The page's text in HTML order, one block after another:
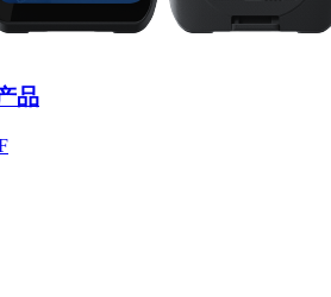
品